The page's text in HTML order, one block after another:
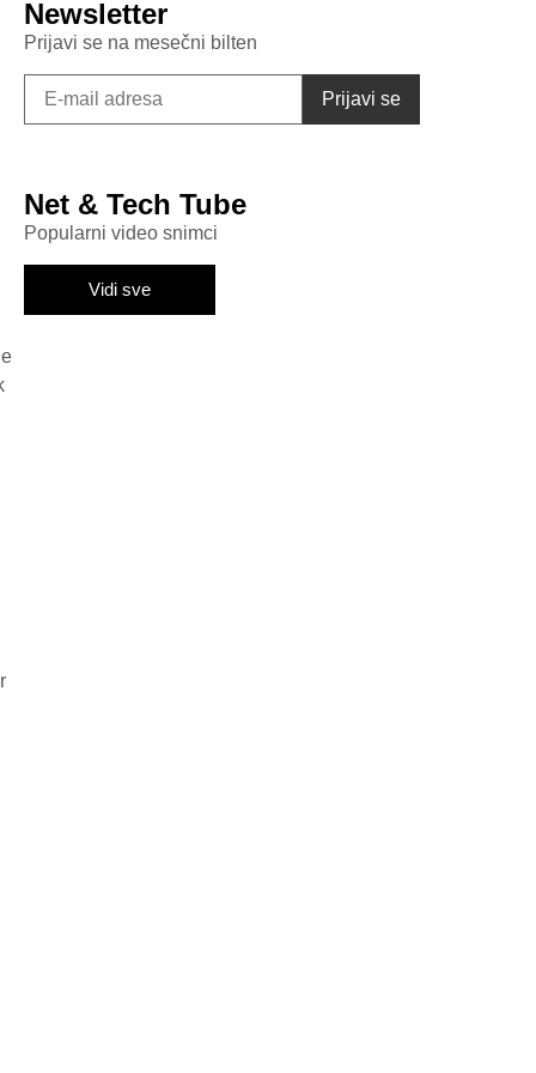
Newsletter
Prijavi se na mesečni bilten
Net & Tech Tube
Popularni video snimci
Vidi sve